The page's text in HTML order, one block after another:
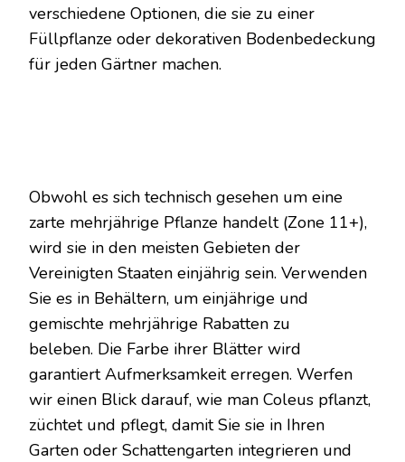
verschiedene Optionen, die sie zu einer
Füllpflanze oder dekorativen Bodenbedeckung
für jeden Gärtner machen.
Obwohl es sich technisch gesehen um eine
zarte mehrjährige Pflanze handelt (Zone 11+),
wird sie in den meisten Gebieten der
Vereinigten Staaten einjährig sein. Verwenden
Sie es in Behältern, um einjährige und
gemischte mehrjährige Rabatten zu
beleben. Die Farbe ihrer Blätter wird
garantiert Aufmerksamkeit erregen. Werfen
wir einen Blick darauf, wie man Coleus pflanzt,
züchtet und pflegt, damit Sie sie in Ihren
Garten oder Schattengarten integrieren und